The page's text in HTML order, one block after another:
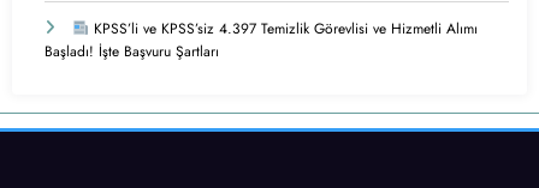
KPSS’li ve KPSS’siz 4.397 Temizlik Görevlisi ve Hizmetli Alımı
Başladı! İşte Başvuru Şartları